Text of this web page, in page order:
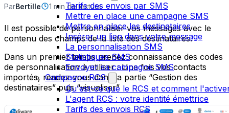
Tarifs des envois par SMS
Mettre en place une campagne SMS
Mettre en place les destinataires
Insérer un lien dans votre message
La personnalisation SMS
Statistiques SMS
Envoyer sa campagne SMS
Campagne RCS
Qu'est-ce que le RCS et comment
L'agent RCS : votre identité émettrice
Tarifs des envois RCS
ParBertille 1 min de lecture
Il est possible de personnaliser vos messages avec le
contenu des champs de la liste des destinataires.
Dans un premier temps prenez connaissance des codes
de personnalisation à utiliser : Une fois vos contacts
importés, rendez vous dans la partie “Gestion des
destinataires” puis “visualiser”